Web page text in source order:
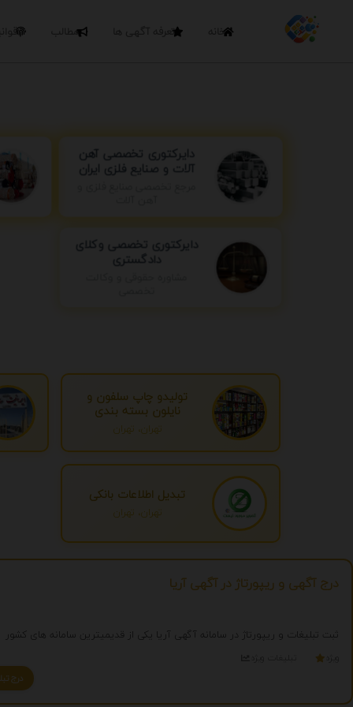
خانه تعرفه آگهی ها مطالب
دایرکتوری تخصصی آهن
آلات و صنایع فلزی ایران
دایرکتوری تخصصی وکلای
دادگستری
تولیدو چاپ سلفون و
نایلون بسته بندی
تهران، تهران
تبدیل اطلاعات بانکی
تهران، تهران
درج آگهی و ریپورتاژ در آگهی آریا
ثبت تبلیغات و ریپورتاژ در سامانه آگهی آریا یکی از قدیمیترین سامانه های کشور
درج تبلیغ شما